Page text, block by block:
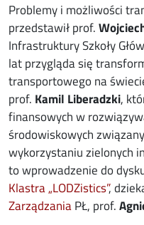
Problemy i możliwości
przedstawił prof.
Infrastruktury Szkoły
lat przygląda się
transportowego na
prof. Kamil Liberadzki,
finansowych w
środowiskowych
wykorzystaniu zielonych
to wprowadzenie do
Klastra „LODZistics”,
ZarządzaniaPŁ, prof.